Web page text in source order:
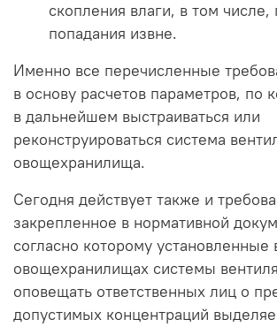
скопления влаги, в том числе,
попадания извне.
Именно все перечисленные
в основу расчетов параметров, по
в дальнейшем выстраиваться или
реконструироваться система
овощехранилища.
Сегодня действует также и
закрепленное в нормативной
согласно которому установленные
овощехранилищах системы
оповещать ответственных лиц о
допустимых концентраций